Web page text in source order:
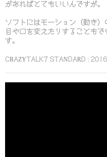
があればとてもいいんですが。
ソフトにはモーション（動き）
目や口を変えたりすることも
す。
CRAZYTALK7 STANDARD 2016